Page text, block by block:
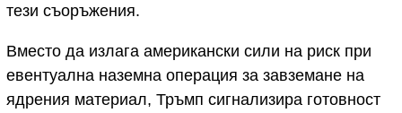
тези съоръжения.
Вместо да излага американски сили на риск при
евентуална наземна операция за завземане на
ядрения материал, Тръмп сигнализира готовност